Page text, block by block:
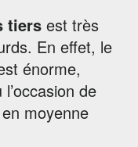
tiers est très
En effet, le
énorme,
de
moyenne